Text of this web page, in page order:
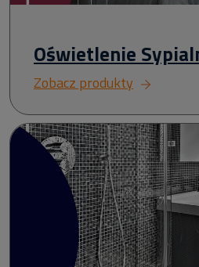
Oświetlenie
Zobacz produkty